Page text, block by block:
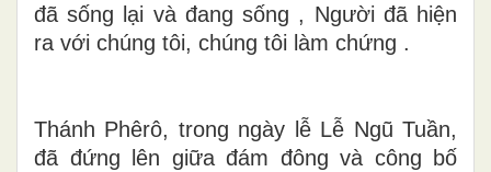
đã sống lại và đang sống , Người đã hiện
ra với chúng tôi, chúng tôi làm chứng .
Thánh Phêrô, trong ngày lễ Lễ Ngũ Tuần,
đã đứng lên giữa đám đông và công bố